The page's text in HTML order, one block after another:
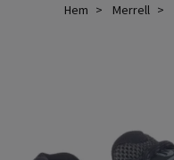
Hem Merrell